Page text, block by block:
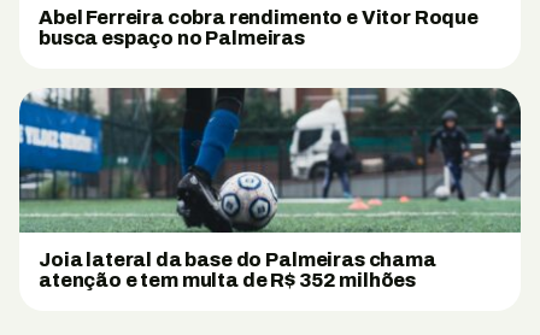
Abel Ferreira cobra rendimento e Vitor Roque
busca espaço no Palmeiras
Joia lateral da base do Palmeiras chama
atenção e tem multa de R$ 352 milhões